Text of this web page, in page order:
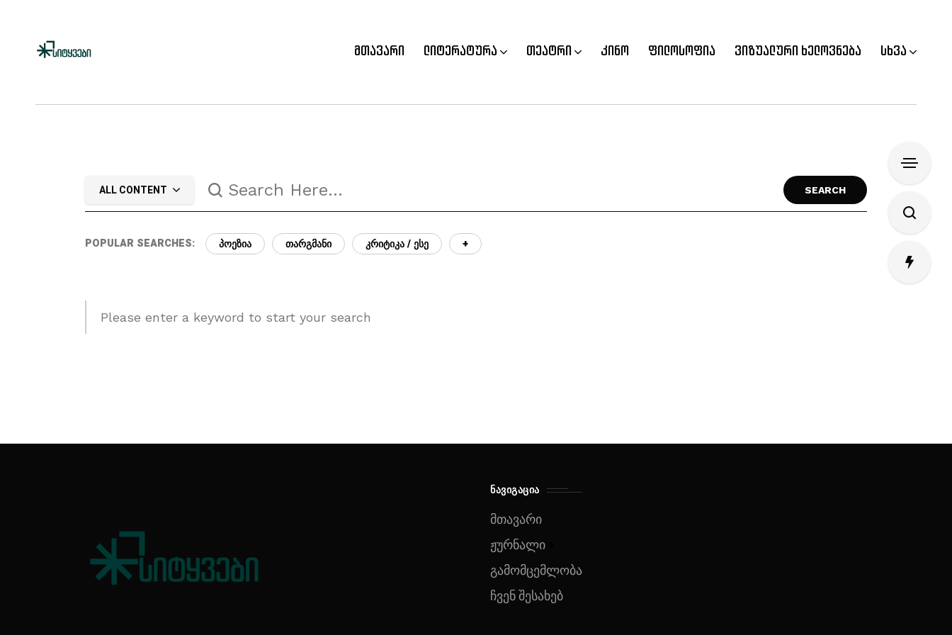
მთავარი ლიტერატურა თეატრი კინო ფილოსოფია ვიზუალური ხელოვნება სხვა
ALL CONTENT
POPULAR SEARCHES: ᲞᲝᲔᲖᲘᲐ ᲗᲐᲠᲒᲛᲐᲜᲘ ᲙᲠᲘᲢᲘᲙᲐ / ᲔᲡᲔ +
Please enter a keyword to start your search
ᲜᲐᲕᲘᲒᲐᲪᲘᲐ
მთავარი
ჟურნალი
გამომცემლობა
ჩვენ შესახებ